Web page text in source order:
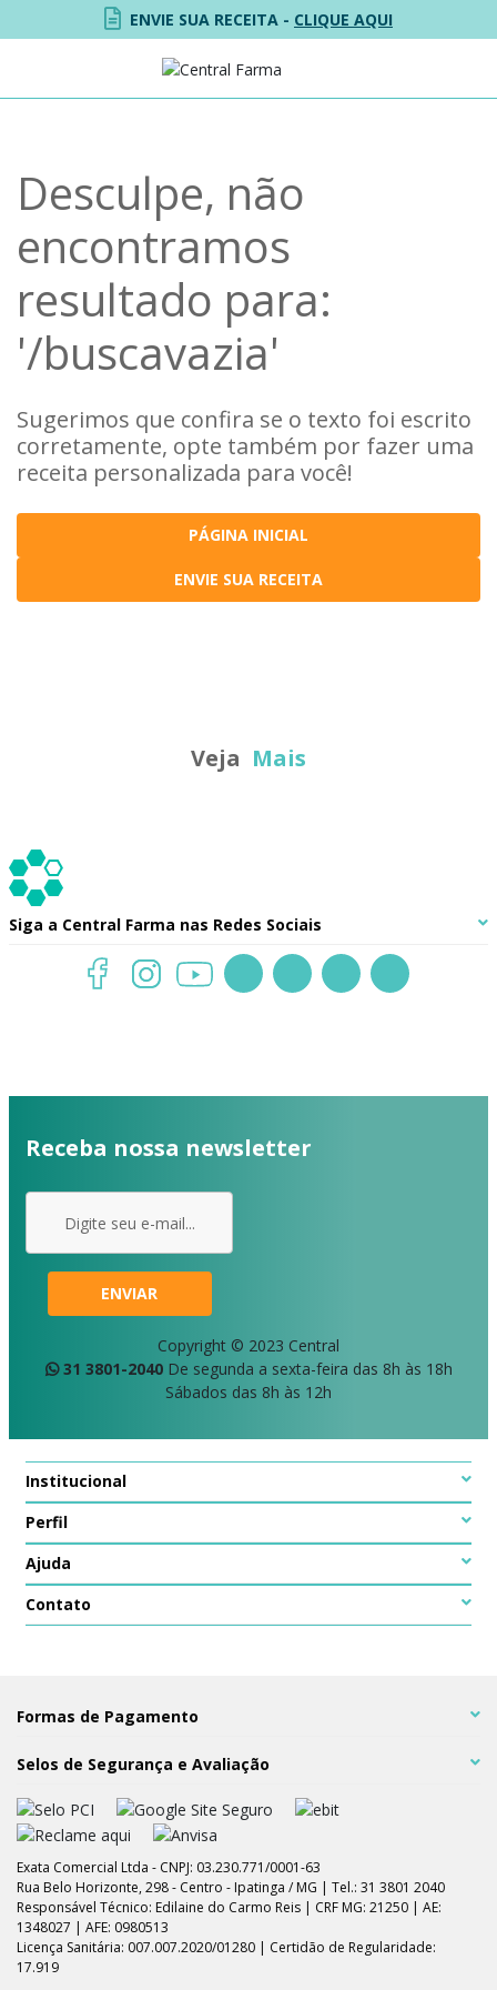
ENVIE SUA RECEITA - CLIQUE AQUI
Desculpe, não
encontramos
resultado para:
'/buscavazia'
Sugerimos que confira se o texto foi escrito
corretamente, opte também por fazer uma
receita personalizada para você!
PÁGINA INICIAL
ENVIE SUA RECEITA
Veja Mais
Siga a Central Farma nas Redes Sociais
Receba nossa newsletter
ENVIAR
Copyright © 2023 Central
31 3801-2040 De segunda a sexta-feira das 8h às 18h
Sábados das 8h às 12h
Institucional
Perfil
Ajuda
Contato
Formas de Pagamento
Selos de Segurança e Avaliação
Exata Comercial Ltda - CNPJ: 03.230.771/0001-63
Rua Belo Horizonte, 298 - Centro - Ipatinga / MG | Tel.: 31 3801 2040
Responsável Técnico: Edilaine do Carmo Reis | CRF MG: 21250 | AE:
1348027 | AFE: 0980513
Licença Sanitária: 007.007.2020/01280 | Certidão de Regularidade:
17.919